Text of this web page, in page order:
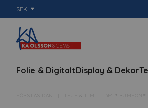
SEK
Folie & DigitaltDisplay & Dekor
FÖRSTASIDAN TEJP & LIM 3M™ BUMPON™